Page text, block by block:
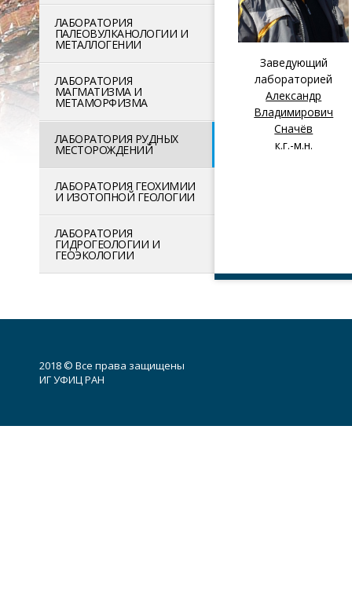
ЛАБОРАТОРИЯ
ПАЛЕОВУЛКАНОЛОГИИ И
МЕТАЛЛОГЕНИИ
ЛАБОРАТОРИЯ
МАГМАТИЗМА И
МЕТАМОРФИЗМА
ЛАБОРАТОРИЯ РУДНЫХ
МЕСТОРОЖДЕНИЙ
ЛАБОРАТОРИЯ ГЕОХИМИИ
И ИЗОТОПНОЙ ГЕОЛОГИИ
ЛАБОРАТОРИЯ
ГИДРОГЕОЛОГИИ И
ГЕОЭКОЛОГИИ
Заведующий
лабораторией
Александр
Владимирович
Сначёв
к.г.-м.н.
2018 © Все права защищены
ИГ УФИЦ РАН